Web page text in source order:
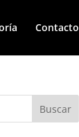
Contacto
Buscar